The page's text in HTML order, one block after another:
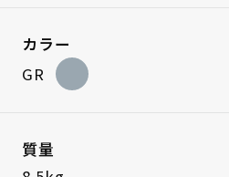
カラー
GR
質量